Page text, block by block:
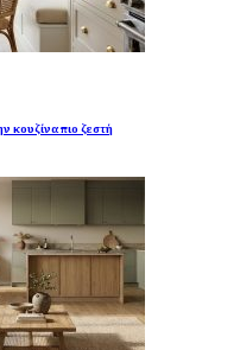
κουζίνα πιο ζεστή